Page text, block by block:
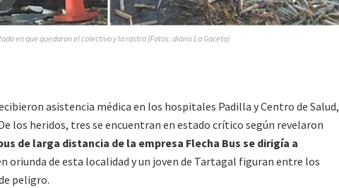
en que quedaron el colectivo y la rastra (Fotos: diario La Gaceta)
asistencia médica en los hospitales Padilla y Centro de Salud,
los heridos, tres se encuentran en estado crítico según revelaron
de larga distancia de la empresa Flecha Bus se dirigía a
oriunda de esta localidad y un joven de Tartagal figuran entre los
peligro.